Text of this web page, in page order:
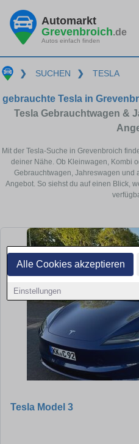
Alle Cookies akzeptieren
Einstellungen
Automarkt
Grevenbroich.de
Autos einfach finden
❯ SUCHEN ❯ TESLA
gebrauchte Tesla in
Tesla Gebrauchtwagen &
Mit der Tesla-Suche in Grevenbroich
deiner Nähe. Ob Kleinwagen, Kombi
Gebrauchtwagen, Jahreswagen und
Angebot. So siehst du auf einen Blick,
Tesla Model 3